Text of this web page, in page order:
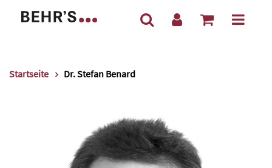
Startseite Dr. Stefan Benard